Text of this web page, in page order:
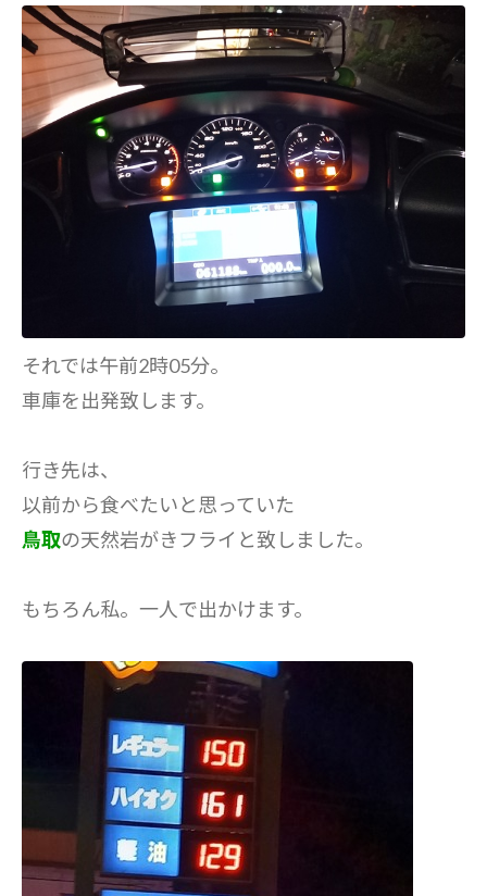
それでは午前2時05分。
車庫を出発致します。
行き先は、
以前から食べたいと思っていた
鳥取の天然岩がきフライと致しました。
もちろん私。一人で出かけます。